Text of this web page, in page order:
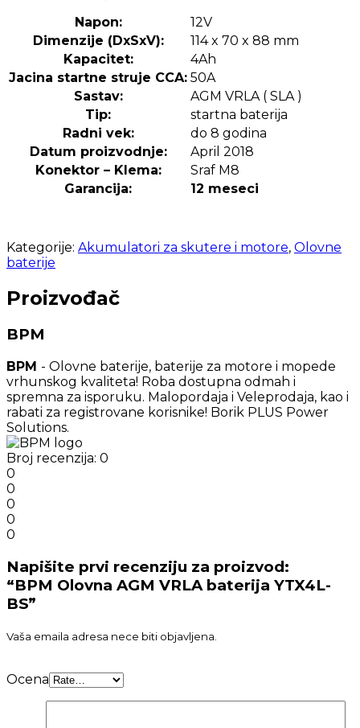
Napon:
12V
Dimenzije (DxSxV):
114 x 70 x 88 mm
Kapacitet:
4Ah
Jacina startne struje CCA: 50A
Sastav:
AGM VRLA ( SLA )
Tip:
startna baterija
Radni vek:
do 8 godina
Datum proizvodnje:
April 2018
Konektor – Klema:
Sraf M8
Garancija:
12 meseci
Kategorije: Akumulatori za skutere i motore, Olovne
baterije
Proizvođač
BPM
BPM - Olovne baterije, baterije za motore i mopede
vrhunskog kvaliteta! Roba dostupna odmah i
spremna za isporuku. Malopordaja i Veleprodaja, kao i
rabati za registrovane korisnike! Borik PLUS Power
Solutions.
Broj recenzija: 0
0
0
0
0
0
Napišite prvi recenziju za proizvod:
“BPM Olovna AGM VRLA baterija YTX4L-
BS”
Vaša emaila adresa nece biti objavljena.
Ocena